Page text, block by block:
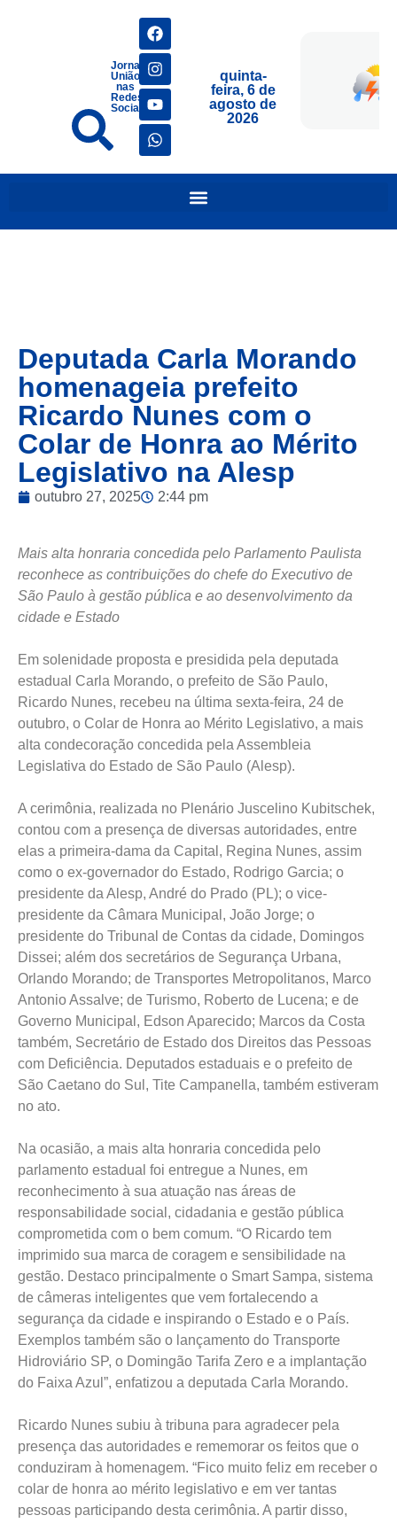
Jornais
União
nas
Redes
Sociais
quinta-
feira, 6 de
agosto de
2026
Deputada Carla Morando
homenageia prefeito
Ricardo Nunes com o
Colar de Honra ao Mérito
Legislativo na Alesp
outubro 27, 2025 2:44 pm
Mais alta honraria concedida pelo Parlamento Paulista
reconhece as contribuições do chefe do Executivo de
São Paulo à gestão pública e ao desenvolvimento da
cidade e Estado
Em solenidade proposta e presidida pela deputada
estadual Carla Morando, o prefeito de São Paulo,
Ricardo Nunes, recebeu na última sexta-feira, 24 de
outubro, o Colar de Honra ao Mérito Legislativo, a mais
alta condecoração concedida pela Assembleia
Legislativa do Estado de São Paulo (Alesp).
A cerimônia, realizada no Plenário Juscelino Kubitschek,
contou com a presença de diversas autoridades, entre
elas a primeira-dama da Capital, Regina Nunes, assim
como o ex-governador do Estado, Rodrigo Garcia; o
presidente da Alesp, André do Prado (PL); o vice-
presidente da Câmara Municipal, João Jorge; o
presidente do Tribunal de Contas da cidade, Domingos
Dissei; além dos secretários de Segurança Urbana,
Orlando Morando; de Transportes Metropolitanos, Marco
Antonio Assalve; de Turismo, Roberto de Lucena; e de
Governo Municipal, Edson Aparecido; Marcos da Costa
também, Secretário de Estado dos Direitos das Pessoas
com Deficiência. Deputados estaduais e o prefeito de
São Caetano do Sul, Tite Campanella, também estiveram
no ato.
Na ocasião, a mais alta honraria concedida pelo
parlamento estadual foi entregue a Nunes, em
reconhecimento à sua atuação nas áreas de
responsabilidade social, cidadania e gestão pública
comprometida com o bem comum. “O Ricardo tem
imprimido sua marca de coragem e sensibilidade na
gestão. Destaco principalmente o Smart Sampa, sistema
de câmeras inteligentes que vem fortalecendo a
segurança da cidade e inspirando o Estado e o País.
Exemplos também são o lançamento do Transporte
Hidroviário SP, o Domingão Tarifa Zero e a implantação
do Faixa Azul”, enfatizou a deputada Carla Morando.
Ricardo Nunes subiu à tribuna para agradecer pela
presença das autoridades e rememorar os feitos que o
conduziram à homenagem. “Fico muito feliz em receber o
colar de honra ao mérito legislativo e em ver tantas
pessoas participando desta cerimônia. A partir disso,